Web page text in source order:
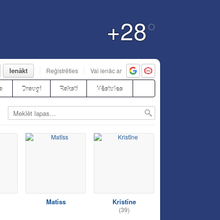
+28°
Ienākt Reģistrēties Vai ienāc ar
Draugi Raksti Vēstules
Matīss Kristīne
(39)